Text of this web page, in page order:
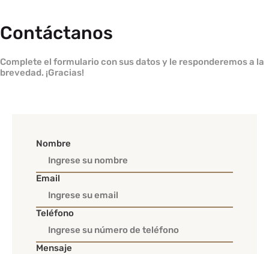
Contáctanos
Complete el formulario con sus datos y le responderemos a la
brevedad. ¡Gracias!
Nombre
Email
Teléfono
Mensaje